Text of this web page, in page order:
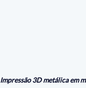
Impressão 3D metálica em